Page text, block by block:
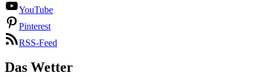
YouTube
Pinterest
RSS-Feed
Das Wetter